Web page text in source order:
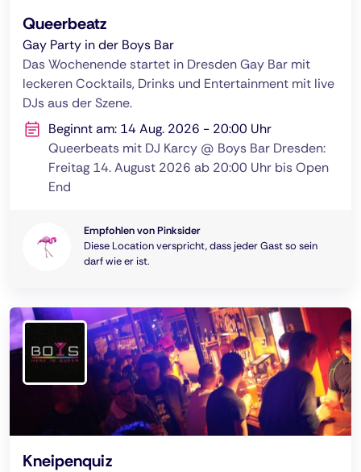
Queerbeatz
Gay Party in der Boys Bar
Das Wochenende startet in Dresden Gay Bar mit
leckeren Cocktails, Drinks und Entertainment mit live
DJs aus der Szene.
Beginnt am: 14 Aug. 2026 - 20:00 Uhr
Queerbeats mit DJ Karcy @ Boys Bar Dresden:
Freitag 14. August 2026 ab 20:00 Uhr bis Open
End
Empfohlen von Pinksider
Diese Location verspricht, dass jeder Gast so sein
darf wie er ist.
Kneipenquiz